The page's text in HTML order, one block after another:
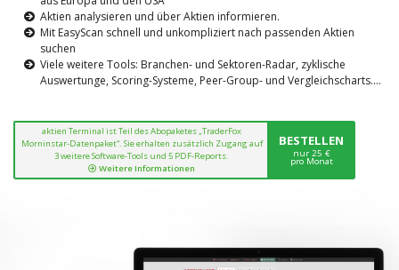
Aktien analysieren und über Aktien informieren.
Mit EasyScan schnell und unkompliziert nach passenden Aktien
suchen
Viele weitere Tools: Branchen- und Sektoren-Radar, zyklische
Auswertunge, Scoring-Systeme, Peer-Group- und Vergleichscharts....
aktien Terminal ist Teil des Abopaketes „TraderFox
Morninstar-Datenpaket“. Sie erhalten zusätzlich Zugang auf
3 weitere Software-Tools und 5 PDF-Reports.
Weitere Informationen
BESTELLEN
nur 25 €
pro Monat